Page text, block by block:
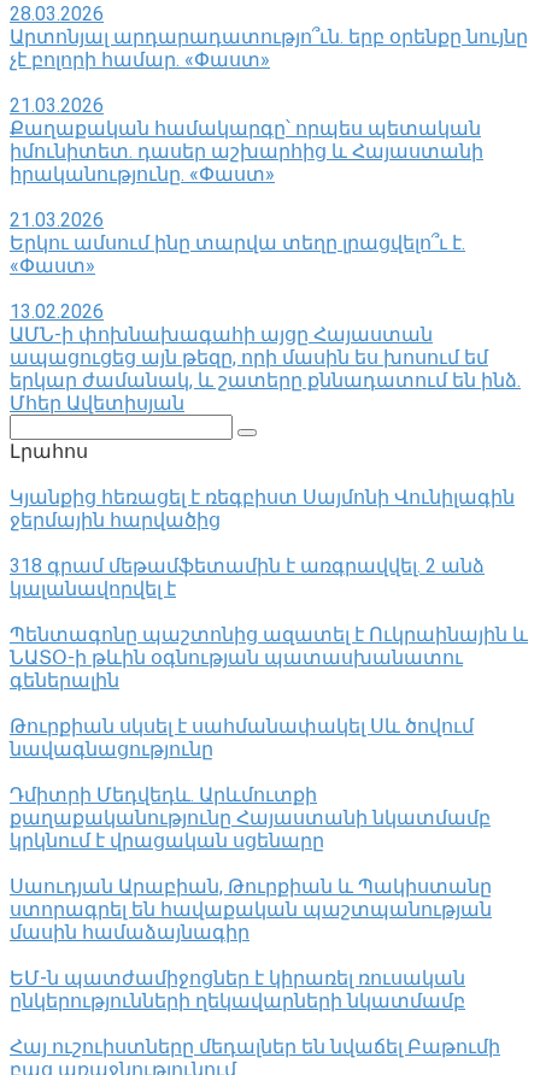
28.03.2026
Արտոնյալ արդարադատությո՞ւն. երբ օրենքը նույնը
չէ բոլորի համար. «Փաստ»
21.03.2026
Քաղաքական համակարգը՝ որպես պետական
իմունիտետ. դասեր աշխարհից և Հայաստանի
իրականությունը. «Փաստ»
21.03.2026
Երկու ամսում ինը տարվա տեղը լրացվելո՞ւ է.
«Փաստ»
13.02.2026
ԱՄՆ-ի փոխնախագահի այցը Հայաստան
ապացուցեց այն թեզը, որի մասին ես խոսում եմ
երկար ժամանակ, և շատերը քննադատում են ինձ.
Մհեր Ավետիսյան
Լրահոս
Կյանքից հեռացել է ռեգբիստ Սայմոնի Վունիլագին
ջերմային հարվածից
318 գրամ մեթամֆետամին է առգրավվել․ 2 անձ
կալանավորվել է
Պենտագոնը պաշտոնից ազատել է Ուկրաինային և
ՆԱՏՕ-ի թևին օգնության պատասխանատու
գեներալին
Թուրքիան սկսել է սահմանափակել Սև ծովում
նավագնացությունը
Դմիտրի Մեդվեդև. Արևմուտքի
քաղաքականությունը Հայաստանի նկատմամբ
կրկնում է վրացական սցենարը
Սաուդյան Արաբիան, Թուրքիան և Պակիստանը
ստորագրել են հավաքական պաշտպանության
մասին համաձայնագիր
ԵՄ-ն պատժամիջոցներ է կիրառել ռուսական
ընկերությունների ղեկավարների նկատմամբ
Հայ ուշուիստները մեդալներ են նվաճել Բաթումի
բաց առաջնությունում